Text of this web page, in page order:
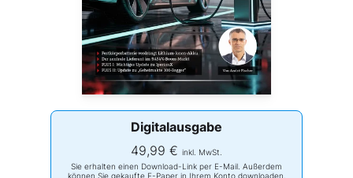
Digitalausgabe
49,99 € inkl. MwSt.
Sie erhalten einen Download-Link per E-Mail. Außerdem
können Sie gekaufte E-Paper in Ihrem Konto downloaden.